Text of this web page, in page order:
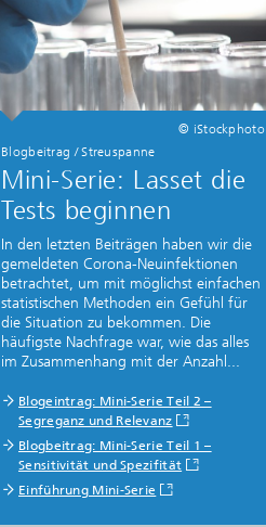
© iStockphoto
Blogbeitrag / Streuspanne
Mini-Serie: Lasset die
Tests beginnen
In den letzten Beiträgen haben wir die
gemeldeten Corona-Neuinfektionen
betrachtet, um mit möglichst einfachen
statistischen Methoden ein Gefühl für
die Situation zu bekommen. Die
häufigste Nachfrage war, wie das alles
im Zusammenhang mit der Anzahl...
Blogeintrag: Mini-Serie Teil 2 –
Segreganz und Relevanz
Blogbeitrag: Mini-Serie Teil 1 –
Sensitivität und Spezifität
Einführung Mini-Serie